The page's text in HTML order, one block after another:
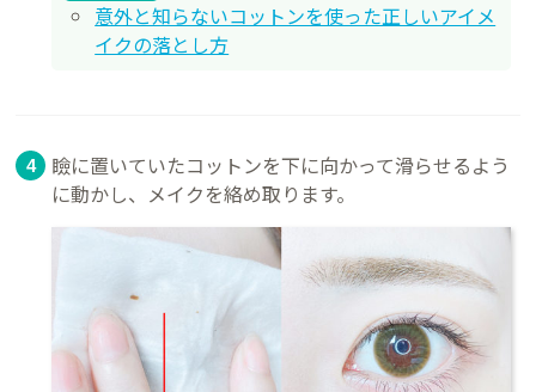
意外と知らないコットンを使った正しいアイメ
イクの落とし方
瞼に置いていたコットンを下に向かって滑らせるよう
に動かし、メイクを絡め取ります。